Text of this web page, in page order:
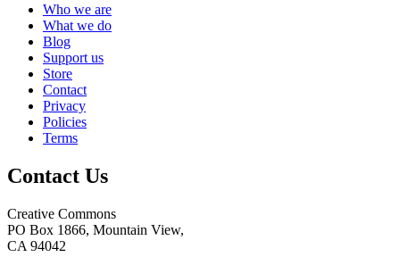
Who we are
What we do
Blog
Support us
Store
Contact
Privacy
Policies
Terms
Contact Us
Creative Commons
PO Box 1866, Mountain View,
CA 94042